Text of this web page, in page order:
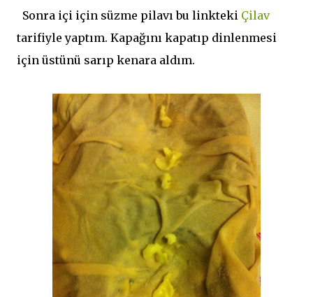
Sonra içi için süzme pilavı bu linkteki Çilav
tarifiyle yaptım. Kapağını kapatıp dinlenmesi
için üstünü sarıp kenara aldım.